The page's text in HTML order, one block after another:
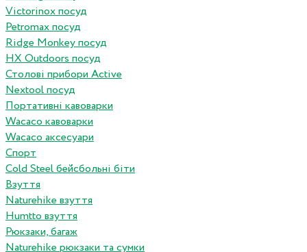
Victorinox посуд
Petromax посуд
Ridge Monkey посуд
HX Outdoors посуд
Столові прибори Active
Nextool посуд
Портативні кавоварки
Wacaco кавоварки
Wacaco аксесуари
Спорт
Cold Steel бейсбольні біти
Взуття
Naturehike взуття
Humtto взуття
Рюкзаки, багаж
Naturehike рюкзаки та сумки